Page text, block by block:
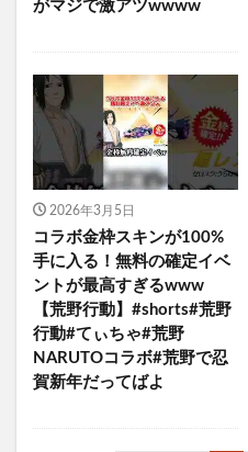
がマジで激アツwwww
2026年3月5日
コラボ金枠スキンが100%
手に入る！無料の確定イベ
ントが最高すぎるwww
【荒野行動】#shorts#荒野
行動#てぃちゃ#荒野
NARUTOコラボ#荒野で忍
賀新年だってばよ